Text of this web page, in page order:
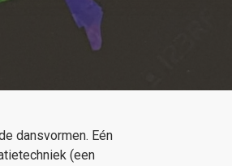
dansvormen. Eén
(een